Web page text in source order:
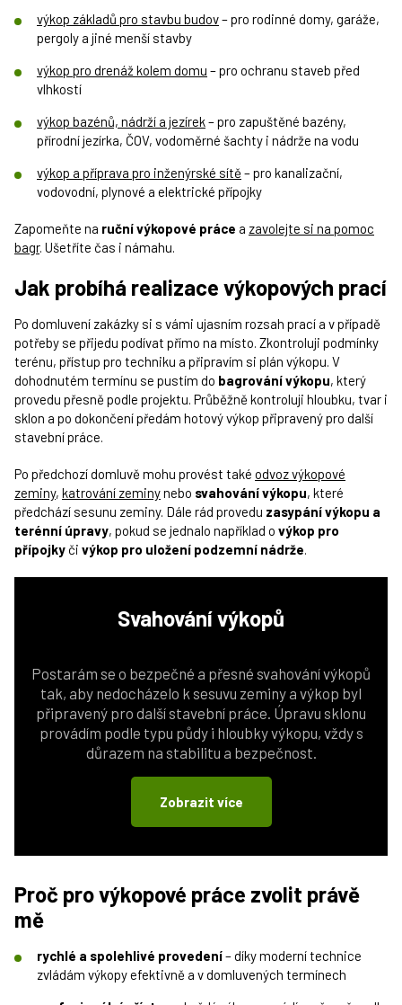
výkop základů pro stavbu budov– pro rodinné domy, garáže,
pergoly a jiné menší stavby
výkop pro drenáž kolem domu – pro ochranu staveb před
vlhkostí
výkop bazénů, nádrží a jezírek– pro zapuštěné bazény,
přírodní jezírka, ČOV, vodoměrné šachty i nádrže na vodu
výkop a příprava pro inženýrské sítě – pro kanalizační,
vodovodní, plynové a elektrické přípojky
Zapomeňte na ruční výkopové práce a zavolejte si na pomoc
bagr. Ušetříte čas i námahu.
Jak probíhá realizace výkopových prací
Po domluvení zakázky si s vámi ujasním rozsah prací a v případě
potřeby se přijedu podívat přímo na místo. Zkontroluji podmínky
terénu, přístup pro techniku a připravím si plán výkopu. V
dohodnutém termínu se pustím do bagrování výkopu, který
provedu přesně podle projektu. Průběžně kontroluji hloubku, tvar i
sklon a po dokončení předám hotový výkop připravený pro další
stavební práce.
Po předchozí domluvě mohu provést také odvoz výkopové
zeminy, katrování zeminynebo svahování výkopu, které
předchází sesunu zeminy. Dále rád provedu zasypání výkopu a
terénní úpravy, pokud se jednalo například o výkop pro
přípojky či výkop pro uložení podzemní nádrže.
Svahovánívýkopů
Postarám se o bezpečné a přesné svahování výkopů
tak, aby nedocházelo k sesuvu zeminy a výkop byl
připravený pro další stavební práce. Úpravu sklonu
provádím podle typu půdy i hloubky výkopu, vždy s
důrazem na stabilitu a bezpečnost.
Zobrazit více
Proč pro výkopové práce zvolit právě
mě
rychlé a spolehlivé provedení– díky moderní technice
zvládám výkopy efektivně a v domluvených termínech